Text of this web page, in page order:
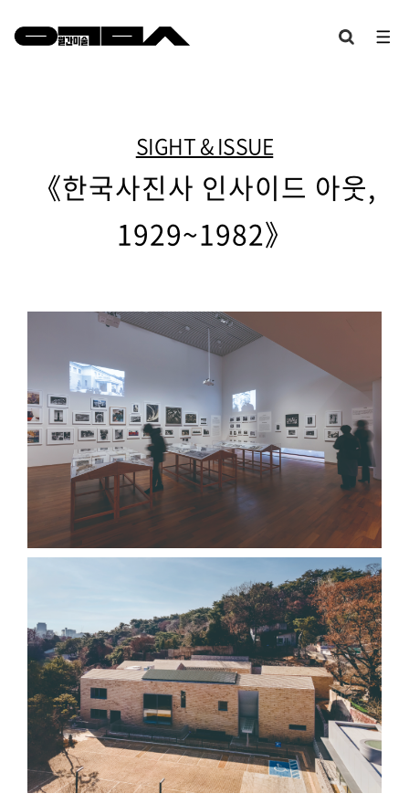
SIGHT & ISSUE
《한국사진사 인사이드 아웃,
1929~1982》